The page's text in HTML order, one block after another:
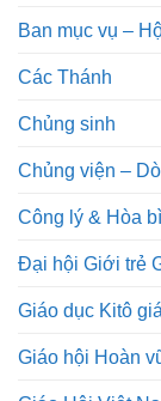
Ban mục vụ –
Các Thánh
Chủng sinh
Chủng viện –
Công lý & Hòa
Đại hội Giới trẻ
Giáo dục Kitô
Giáo hội Hoàn